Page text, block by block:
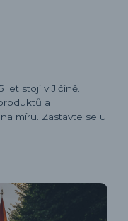
let stojí v Jičíně.
a
míru. Zastavte se u